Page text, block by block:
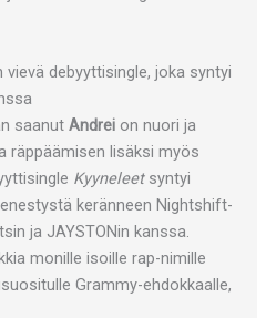
debyyttisingle, joka syntyi
saanutAndrei on nuori ja
räppäämisen lisäksi myös
Kyyneleetsyntyi
keränneen Nightshift-
ja JAYSTONin kanssa.
monille isoille rap-nimille
Grammy-ehdokkaalle,